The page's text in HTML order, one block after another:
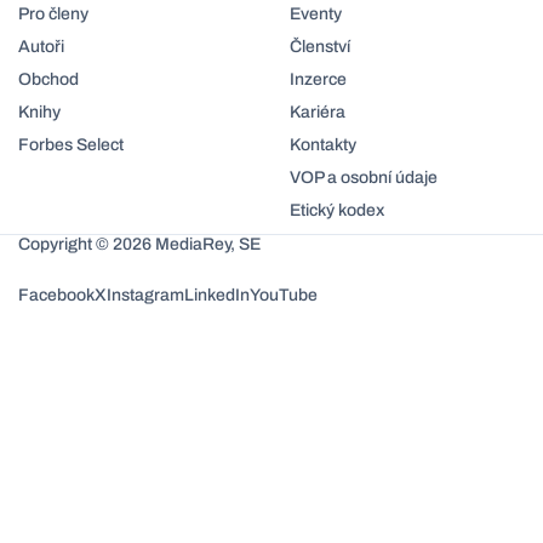
Pro členy
Autoři
Obchod
Knihy
Forbes Select
Eventy
Členství
Inzerce
Kariéra
Kontakty
VOP a osobní údaje
Etický kodex
Copyright © 2026 MediaRey, SE
FacebookXInstagramLinkedInYouTube